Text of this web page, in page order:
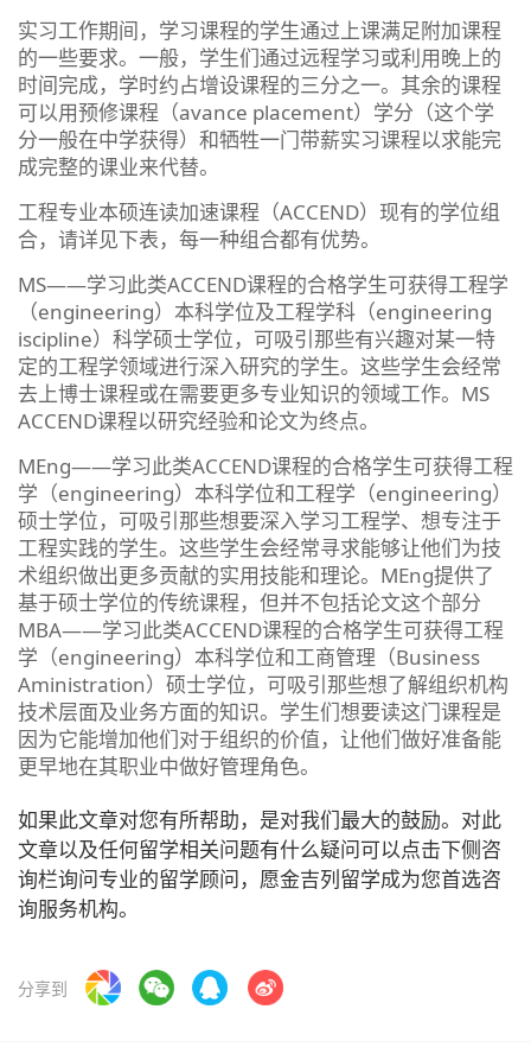
实习工作期间，学习课程的学生通过上课满足附加课程
的一些要求。一般，学生们通过远程学习或利用晚上的
时间完成，学时约占增设课程的三分之一。其余的课程
可以用预修课程（avance placement）学分（这个学
分一般在中学获得）和牺牲一门带薪实习课程以求能完
成完整的课业来代替。
工程专业本硕连读加速课程（ACCEND）现有的学位组
合，请详见下表，每一种组合都有优势。
MS——学习此类ACCEND课程的合格学生可获得工程学
（engineering）本科学位及工程学科（engineering
iscipline）科学硕士学位，可吸引那些有兴趣对某一特
定的工程学领域进行深入研究的学生。这些学生会经常
去上博士课程或在需要更多专业知识的领域工作。MS
ACCEND课程以研究经验和论文为终点。
MEng——学习此类ACCEND课程的合格学生可获得工程
学（engineering）本科学位和工程学（engineering）
硕士学位，可吸引那些想要深入学习工程学、想专注于
工程实践的学生。这些学生会经常寻求能够让他们为技
术组织做出更多贡献的实用技能和理论。MEng提供了
基于硕士学位的传统课程，但并不包括论文这个部分
MBA——学习此类ACCEND课程的合格学生可获得工程
学（engineering）本科学位和工商管理（Business
Aministration）硕士学位，可吸引那些想了解组织机构
技术层面及业务方面的知识。学生们想要读这门课程是
因为它能增加他们对于组织的价值，让他们做好准备能
更早地在其职业中做好管理角色。
如果此文章对您有所帮助，是对我们最大的鼓励。对此
文章以及任何留学相关问题有什么疑问可以点击下侧咨
询栏询问专业的留学顾问，愿金吉列留学成为您首选咨
询服务机构。
分享到